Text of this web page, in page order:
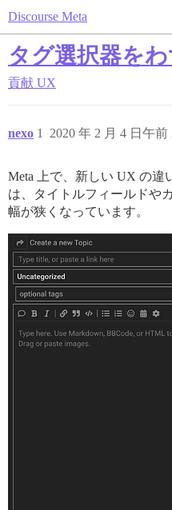
Discourse Meta
タグ選択器をわ
貢献 UX
nexo 2020 年 2 月 4 日午前
1
Meta 上で、新しい UX の違
は、タイトルフィールドや
幅が狭くなっています。